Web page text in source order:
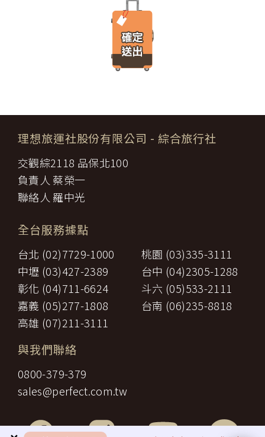
之費用，依第十三條約定辦理；乙方如有其他損害，並得請求賠償。
旅遊需甲方之行為始能完成，而甲方不為其行為者，乙方得定相當期
限，催告甲方為之。甲方逾期不為其行為者，乙方得終止契約，並得
請求賠償因契約終止而生之損害。
旅遊開始後，乙方依前項規定終止契約時，甲方得請求乙方墊付費用
甲方依第五條約定繳納之旅遊費用，除雙方依第三十七條另有約定以
一、
代辦證件之行政規費：乙方代理甲方辦理出國所需之手續費及
二、交通運輸費：旅程所需各種交通運輸之費用。
餐飲費：旅程中所列應由乙方安排之餐飲費用。
四、
住宿費：旅程中所列住宿及旅館之費用，如甲方需要單人房，
經乙方同意安排者，甲方應補繳所需差額。
六、
用。
七、 送費用及團體行李接送人員之小費，行李數量之重量依航空公
司規定辦理。
八、 稅捐：各地機場服務稅捐及團體餐宿稅捐。
九、 服務費：領隊及其他乙方為甲方安排服務人員之報酬。
十、 保險費：責任保險及履約保證保險。
前項第二款交通運輸費及第五款遊覽費用，其費用於契約簽訂後經政
府機關或經營管理業者公布調高或調低逾百分之十者，應由甲方補
第一項第二款至第五款之年長者門票減免、兒童住宿不佔床及各項優
求如實退還差額。
第九條（旅遊費用所未涵蓋項目）
第五條之旅遊費用，除雙方依第三十七條另有約定者外，不包含下列
一、非本旅遊契約所列行程之一切費用。
甲方之個人費用：如自費行程費用、行李超重費、飲料及酒
當您經由「理想旅遊」網站交易平台進行線上報名，為瞭解您購買
產品或服務的類別與數量，以及付款人、收受貨款資料，「理想旅
遊」網站將會以線上或離線方式，蒐集您主動提供所購買產品或服
務內容（如品名、數量、金額等）、付款人資料（如姓名、電子郵
件、地址、郵遞區號、電話、生日、性別、職業和個人興趣等）、
收貨人資料（如姓名、電話、地址、郵遞區號等）、付款資料（如
GlobalTrust SSL 網站伺服器數位憑證機制，您的訂單在線上交易
理（即表示您傳送的資料正經過 SSL 保密機制的防護中，就算中
【隱私權保護政策修訂】
「理想旅遊」網站保有修訂本政策之權利。當「理想旅遊」網站在
使用個人資料的規定上作出大修改時，會在網頁上張貼告示，通知
您相關事項。
尊重智慧財產權為全民應盡義務，「理想旅遊」網站所有程式、網
產權，任何人不得逕自使用、修改、重製、公開播送、改作、散
布、發行、公開發表、進行還原工程、解編或反向組譯。若需引用
或轉載，請事先依法取得「理想旅遊」或相關權利人之書面同意。
【我們對保護您隱私權的承諾】
為確保您的個人資料安全，我們傳遞所有隱私權與安全準則予「理
想旅遊」公司員工，並在公司內落實隱私權防護措施。
【隱私權問題】
本服務條款之解釋與適用，以及相關爭議，均應依照中華民國法律
予以處理，並以台灣台北地方法院為第一審管轄法院。若您對在
繫。
理想旅運社股份有限公司 - 綜合旅行社
交觀綜2118 品保北100
負責人 蔡榮一
聯絡人 羅中光
全台服務據點
台北 (02)7729-1000
桃園 (03)335-3111
中壢 (03)427-2389
台中 (04)2305-1288
彰化 (04)711-6624
斗六 (05)533-2111
嘉義 (05)277-1808
台南 (06)235-8818
高雄 (07)211-3111
與我們聯絡
0800-379-379
sales@perfect.com.tw